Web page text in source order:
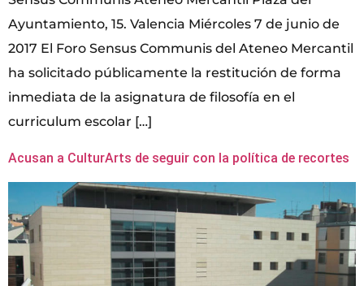
Ayuntamiento, 15. Valencia Miércoles 7 de junio de
2017 El Foro Sensus Communis del Ateneo Mercantil
ha solicitado públicamente la restitución de forma
inmediata de la asignatura de filosofía en el
curriculum escolar […]
Acusan a CulturArts de seguir con la política de recortes